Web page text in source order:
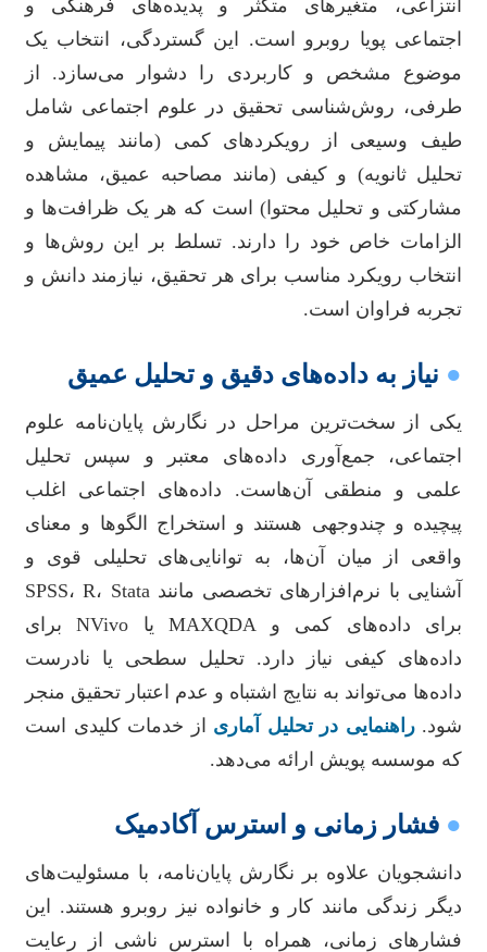
انتزاعی، متغیرهای متکثر و پدیده‌های فرهنگی و
اجتماعی پویا روبرو است. این گستردگی، انتخاب یک
موضوع مشخص و کاربردی را دشوار می‌سازد. از
طرفی، روش‌شناسی تحقیق در علوم اجتماعی شامل
طیف وسیعی از رویکردهای کمی (مانند پیمایش و
تحلیل ثانویه) و کیفی (مانند مصاحبه عمیق، مشاهده
مشارکتی و تحلیل محتوا) است که هر یک ظرافت‌ها و
الزامات خاص خود را دارند. تسلط بر این روش‌ها و
انتخاب رویکرد مناسب برای هر تحقیق، نیازمند دانش و
تجربه فراوان است.
● نیاز به داده‌های دقیق و تحلیل عمیق
یکی از سخت‌ترین مراحل در نگارش پایان‌نامه علوم
اجتماعی، جمع‌آوری داده‌های معتبر و سپس تحلیل
علمی و منطقی آن‌هاست. داده‌های اجتماعی اغلب
پیچیده و چندوجهی هستند و استخراج الگوها و معنای
واقعی از میان آن‌ها، به توانایی‌های تحلیلی قوی و
آشنایی با نرم‌افزارهای تخصصی مانند SPSS، R، Stata
برای داده‌های کمی و MAXQDA یا NVivo برای
داده‌های کیفی نیاز دارد. تحلیل سطحی یا نادرست
داده‌ها می‌تواند به نتایج اشتباه و عدم اعتبار تحقیق منجر
شود.راهنمایی در تحلیل آماری از خدمات کلیدی است
که موسسه پویش ارائه می‌دهد.
● فشار زمانی و استرس آکادمیک
دانشجویان علاوه بر نگارش پایان‌نامه، با مسئولیت‌های
دیگر زندگی مانند کار و خانواده نیز روبرو هستند. این
فشارهای زمانی، همراه با استرس ناشی از رعایت